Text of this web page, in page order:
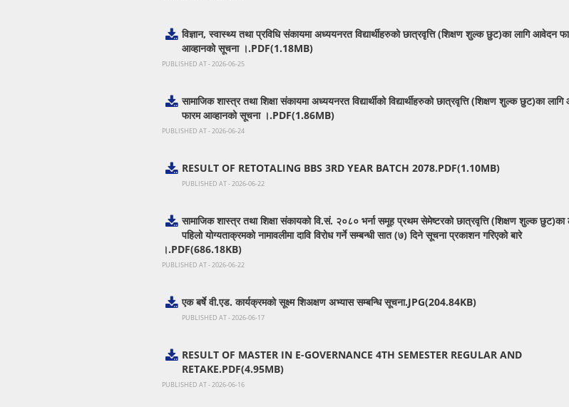
विज्ञान, स्वास्थ्य तथा प्रविधि संकायमा अध्ययनरत विद्यार्थीहरुको छात्रवृत्ति (शिक्षण शुल्क छुट)का लागि आवेदन
आव्हानको सूचना ।.PDF(1.18MB)
PUBLISHED AT - 2026-06-25
सामाजिक शास्त्र तथा शिक्षा संकायमा अध्ययनरत विद्यार्थीको विद्यार्थीहरुको छात्रवृत्ति (शिक्षण शुल्क छुट)का
फारम आव्हानको सूचना ।.PDF(1.86MB)
PUBLISHED AT - 2026-06-24
RESULT OF RETOTALING BBS 3RD YEAR BATCH 2078.PDF(1.10MB)
PUBLISHED AT - 2026-06-22
सामाजिक शास्त्र तथा शिक्षा संकायको वि.सं. २०८० भर्ना समूह प्रथम सेमेष्टरको छात्रवृत्ति (शिक्षण शुल्क छुट)का
पहिलो योग्यताक्रमको नामावलीमा दावि विरोध गर्ने सम्बन्धी सात (७) दिने सूचना प्रकाशन गरिएको बारे
।.PDF(686.18KB)
PUBLISHED AT - 2026-06-22
एक बर्षे वी.एड. कार्यक्रमको सूक्ष्म शिअक्षण अभ्यास सम्बन्धि सूचना.JPG(204.84KB)
PUBLISHED AT - 2026-06-17
RESULT OF MASTER IN E-GOVERNANCE 4TH SEMESTER REGULAR AND
RETAKE.PDF(4.95MB)
PUBLISHED AT - 2026-06-16